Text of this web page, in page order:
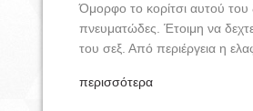
Όμορφο το κορίτσι αυτού του
πνευματώδες. Έτοιμη να
του σεξ. Από περιέργεια η
περισσότερα